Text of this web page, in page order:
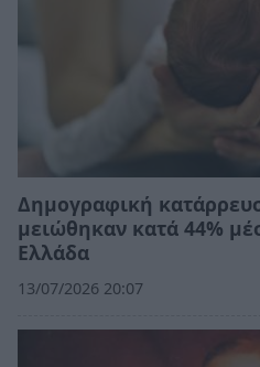
Δημογραφική
μειώθηκαν κατά 44%
Ελλάδα
13/07/2026 20:07